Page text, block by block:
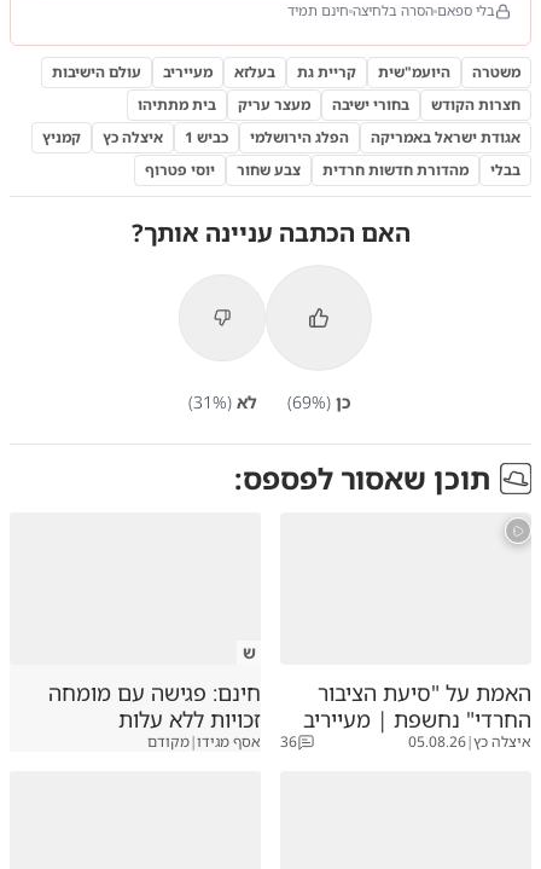
בלי ספאם הסרה בלחיצה חינם תמיד
משטרה היועמ"שית קריית גת בעלזא מעייריב
עולם הישיבות
חצרות הקודש
בחורי ישיבה מעצר עריק
בית מתתיהו
אגודת ישראל באמריקה
הפלג הירושלמי כביש 1 איצלה כץ
קמניץ
בבלי
מהדורת חדשות חרדית צבע שחור יוסי פטרוף
האם הכתבה עניינה אותך?
כן (
69%) לא (
31%)
תוכן שאסור לפספס:
האמת על "סיעת הציבור
החרדי" נחשפת | מעייריב
איצלה כץ|
05.08.26
36
ש
חינם: פגישה עם מומחה
זכויות ללא עלות
אסף מגידו|מקודם